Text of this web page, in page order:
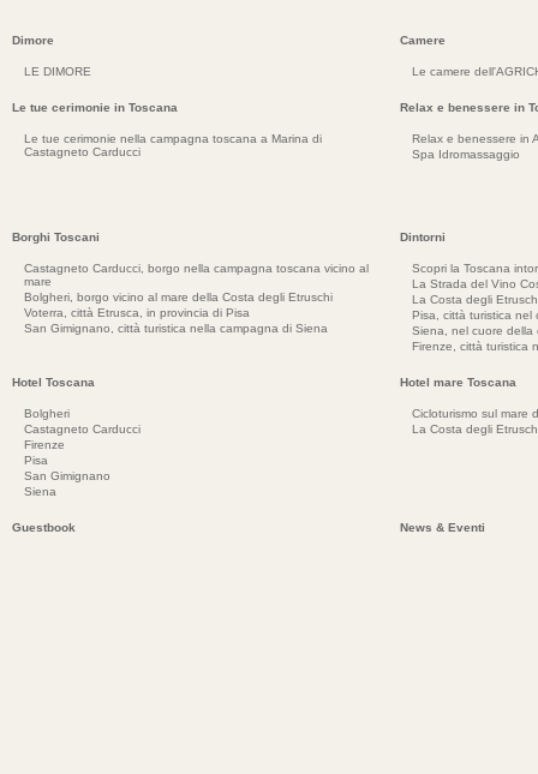
Dimore
LE DIMORE
Camere
Le camere
Le tue cerimonie in Toscana
Le tue cerimonie nella campagna toscana a Marina di
Castagneto Carducci
Relax e benessere in
Relax e benessere in
Spa Idromassaggio
Borghi Toscani
Castagneto Carducci, borgo nella campagna toscana vicino al
mare
Bolgheri, borgo vicino al mare della Costa degli Etruschi
Voterra, città Etrusca, in provincia di Pisa
San Gimignano, città turistica nella campagna di Siena
Dintorni
Scopri la Toscana
La Strada del Vino
La Costa degli
Pisa, città turistica nel
Siena, nel cuore della
Firenze, città turistica
Hotel Toscana
Bolgheri
Castagneto Carducci
Firenze
Pisa
San Gimignano
Siena
Hotel mare Toscana
Cicloturismo sul mare
La Costa degli
Guestbook News & Eventi